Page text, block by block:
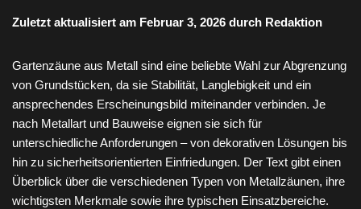
Zuletzt aktualisiert am Februar 3, 2026 durch Redaktion
Gartenzäune aus Metall sind eine beliebte Wahl zur Abgrenzung
von Grundstücken, da sie Stabilität, Langlebigkeit und ein
ansprechendes Erscheinungsbild miteinander verbinden. Je
nach Metallart und Bauweise eignen sie sich für
unterschiedliche Anforderungen – von dekorativen Lösungen bis
hin zu sicherheitsorientierten Einfriedungen. Der Text gibt einen
Überblick über die verschiedenen Typen von Metallzäunen, ihre
wichtigsten Merkmale sowie ihre typischen Einsatzbereiche.